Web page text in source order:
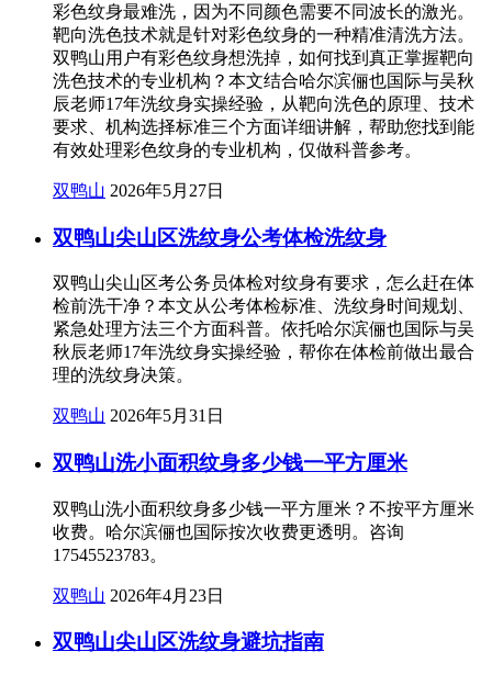
彩色纹身最难洗，因为不同颜色需要不同波长的激光。
靶向洗色技术就是针对彩色纹身的一种精准清洗方法。
双鸭山用户有彩色纹身想洗掉，如何找到真正掌握靶向
洗色技术的专业机构？本文结合哈尔滨俪也国际与吴秋
辰老师17年洗纹身实操经验，从靶向洗色的原理、技术
要求、机构选择标准三个方面详细讲解，帮助您找到能
有效处理彩色纹身的专业机构，仅做科普参考。
双鸭山 2026年5月27日
双鸭山尖山区洗纹身公考体检洗纹身
双鸭山尖山区考公务员体检对纹身有要求，怎么赶在体
检前洗干净？本文从公考体检标准、洗纹身时间规划、
紧急处理方法三个方面科普。依托哈尔滨俪也国际与吴
秋辰老师17年洗纹身实操经验，帮你在体检前做出最合
理的洗纹身决策。
双鸭山 2026年5月31日
双鸭山洗小面积纹身多少钱一平方厘米
双鸭山洗小面积纹身多少钱一平方厘米？不按平方厘米
收费。哈尔滨俪也国际按次收费更透明。咨询
17545523783。
双鸭山 2026年4月23日
双鸭山尖山区洗纹身避坑指南